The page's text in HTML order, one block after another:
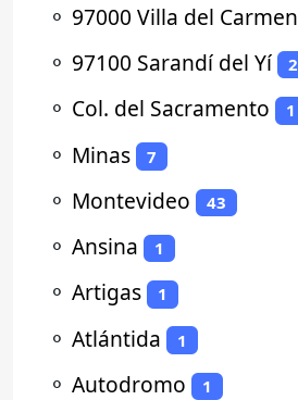
⚬ 97000 Villa del Carmen
⚬ 97100 Sarandí del Yí 2
⚬ Col. del Sacramento 1
⚬ Minas 7
⚬ Montevideo 43
⚬ Ansina 1
⚬ Artigas 1
⚬ Atlántida 1
⚬ Autodromo 1